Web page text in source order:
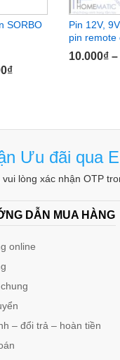
SORBO
₫
Pin 12V,
pin remote
10.000₫ –
Ưu đãi qua
lòng xác nhận OTP
DẪN MUA HÀNG
online
– đổi trả – hoàn tiền